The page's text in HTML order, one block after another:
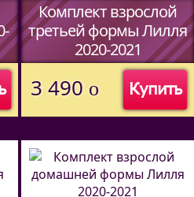
Комплект взрослой
третьей формы Лилля
2020-2021
Купить
3 490 o